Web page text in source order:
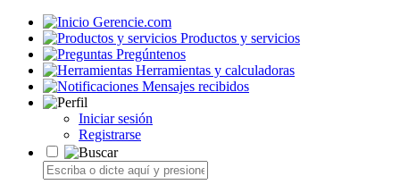
Gerencie.com
Productos y servicios
Pregúntenos
Herramientas y calculadoras
Mensajes recibidos
Iniciar sesión
Registrarse